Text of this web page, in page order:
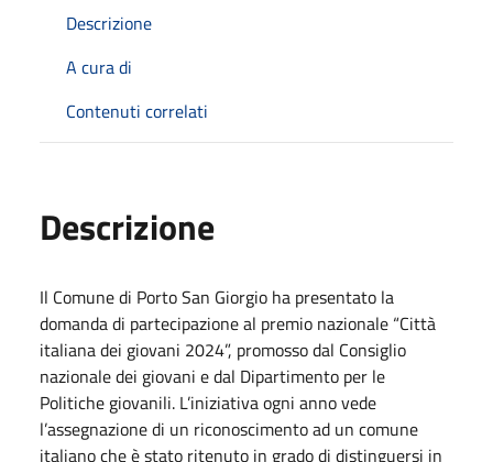
Descrizione
A cura di
Contenuti correlati
Descrizione
Il Comune di Porto San Giorgio ha presentato la
domanda di partecipazione al premio nazionale “Città
italiana dei giovani 2024”, promosso dal Consiglio
nazionale dei giovani e dal Dipartimento per le
Politiche giovanili. L’iniziativa ogni anno vede
l’assegnazione di un riconoscimento ad un comune
italiano che è stato ritenuto in grado di distinguersi in